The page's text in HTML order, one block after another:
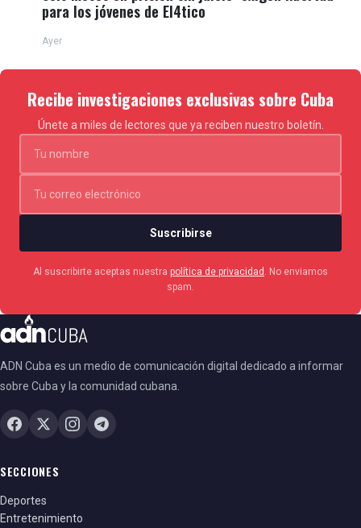
para los jóvenes de El4tico
Ayer
Recibe investigaciones exclusivas sobre Cuba
Únete a miles de lectores que ya reciben nuestro boletín.
Suscribirse
Al suscribirte aceptas nuestra política de privacidad
. No enviamos
spam.
ADN Cuba es un medio de comunicación digital dedicado a informar
sobre Cuba y la comunidad cubana.
SECCIONES
Deportes
Entretenimiento